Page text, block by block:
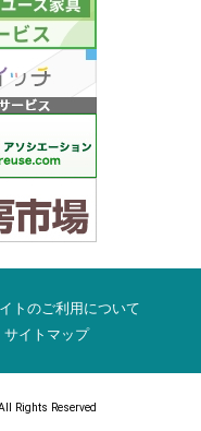
トのご利用について
サイトマップ
Rights Reserved